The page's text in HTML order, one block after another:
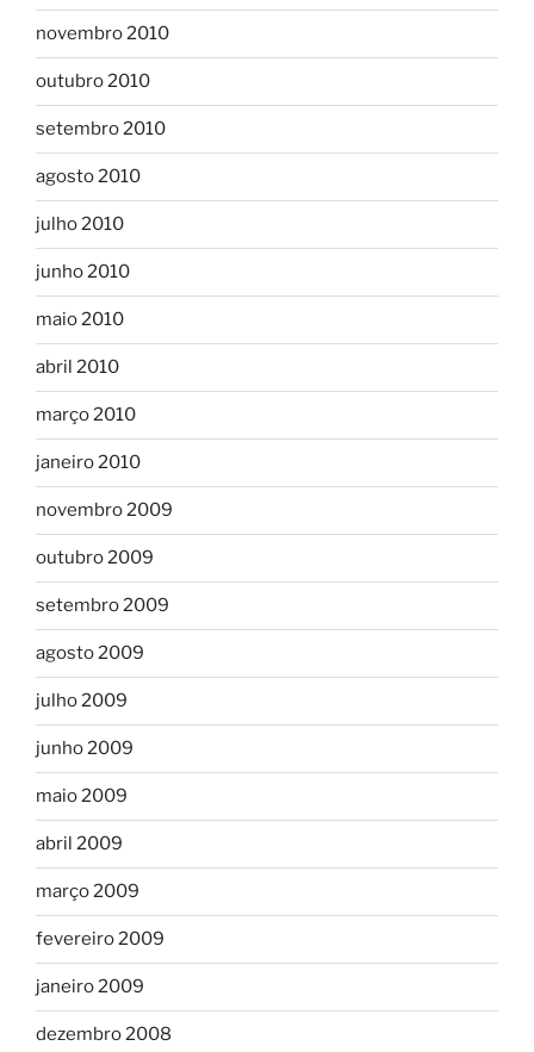
novembro 2010
outubro 2010
setembro 2010
agosto 2010
julho 2010
junho 2010
maio 2010
abril 2010
março 2010
janeiro 2010
novembro 2009
outubro 2009
setembro 2009
agosto 2009
julho 2009
junho 2009
maio 2009
abril 2009
março 2009
fevereiro 2009
janeiro 2009
dezembro 2008